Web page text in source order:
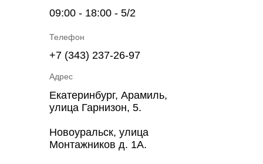
+7 (343) 237-26-97
Телефон
09:00 - 18:00 - 5/2
Екатеринбург, Арамиль,
улица Гарнизон, 5.
Новоуральск, улица
Монтажников д. 1А.
Адрес